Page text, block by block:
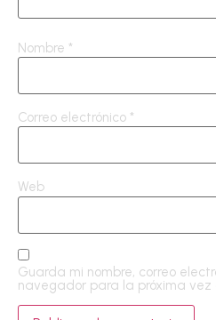
Nombre *
Correo electrónico *
Web
Guarda mi nombre, correo
navegador para la próxima vez